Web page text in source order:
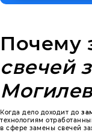
Почему
свечей
Когда дело доходит до
технологиям
в сфере замены свечей